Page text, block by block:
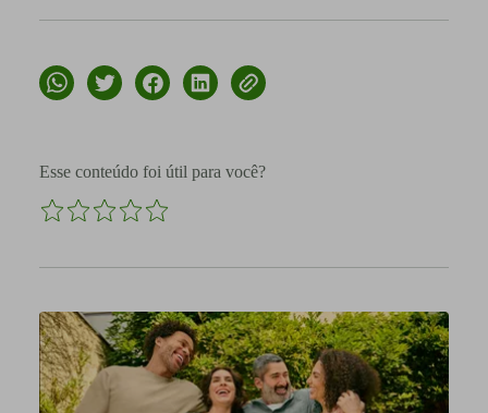
Esse conteúdo foi útil para você?